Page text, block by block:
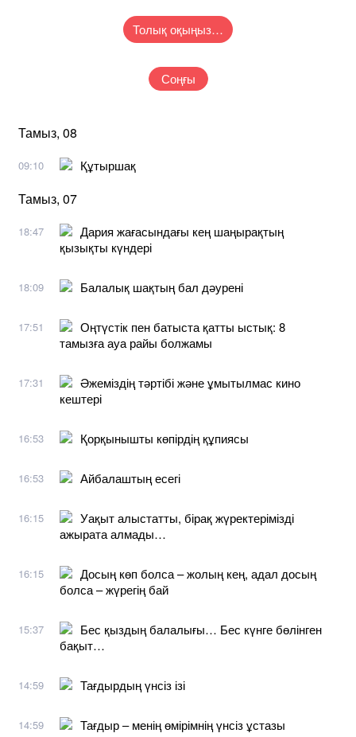
Толық оқыңыз…
Соңғы
Тамыз, 08
09:10 Құтыршақ
Тамыз, 07
18:47
Дария жағасындағы кең шаңырақтың
қызықты күндері
18:09 Балалық шақтың бал дәурені
17:51
Оңтүстік пен батыста қатты ыстық: 8
тамызға ауа райы болжамы
17:31
Әжеміздің тәртібі және ұмытылмас кино
кештері
16:53 Қорқынышты көпірдің құпиясы
16:53 Айбалаштың есегі
16:15
Уақыт алыстатты, бірақ жүректерімізді
ажырата алмады…
16:15
Досың көп болса – жолың кең, адал досың
болса – жүрегің бай
15:37
Бес қыздың балалығы… Бес күнге бөлінген
бақыт…
14:59 Тағдырдың үнсіз ізі
14:59 Тағдыр – менің өмірімнің үнсіз ұстазы